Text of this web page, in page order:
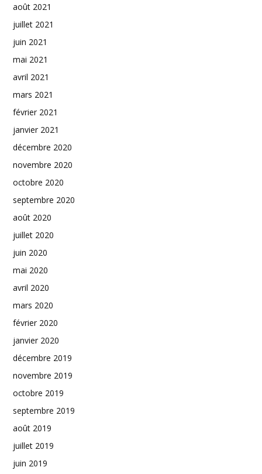
août 2021
juillet 2021
juin 2021
mai 2021
avril 2021
mars 2021
février 2021
janvier 2021
décembre 2020
novembre 2020
octobre 2020
septembre 2020
août 2020
juillet 2020
juin 2020
mai 2020
avril 2020
mars 2020
février 2020
janvier 2020
décembre 2019
novembre 2019
octobre 2019
septembre 2019
août 2019
juillet 2019
juin 2019